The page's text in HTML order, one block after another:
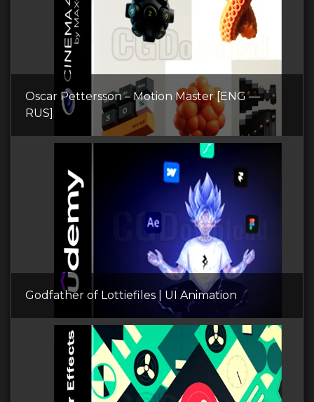
Oscar Pettersson – Motion Master [ENG —
RUS]
Godfather of Lottiefiles | UI Animation